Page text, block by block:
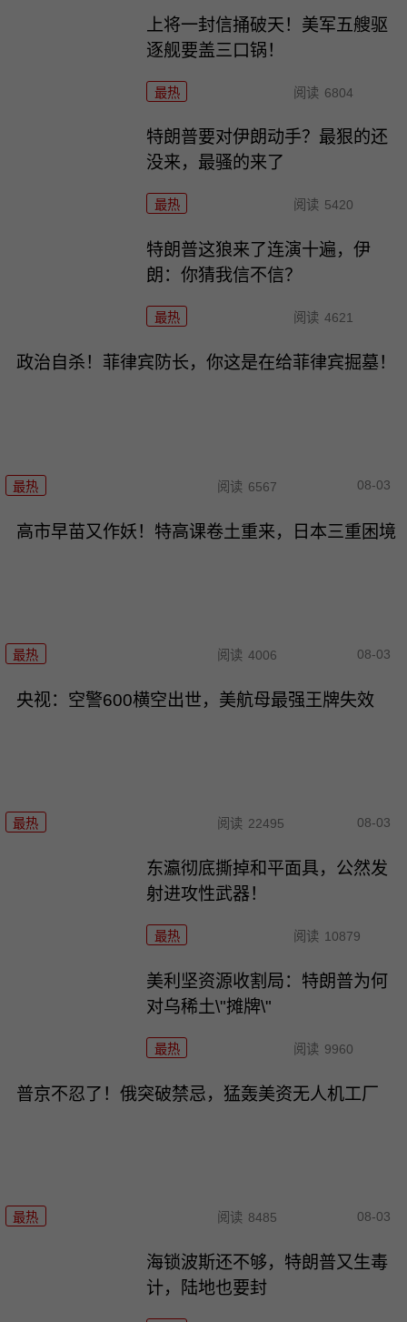
上将一封信捅破天！美军五艘驱
逐舰要盖三口锅！
最热 阅读 6804
特朗普要对伊朗动手？最狠的还
没来，最骚的来了
最热 阅读 5420
特朗普这狼来了连演十遍，伊
朗：你猜我信不信？
最热 阅读 4621
政治自杀！菲律宾防长，你这是在给菲律宾掘墓！
最热 阅读 6567 08-03
高市早苗又作妖！特高课卷土重来，日本三重困境
最热 阅读 4006 08-03
央视：空警600横空出世，美航母最强王牌失效
最热 阅读 22495 08-03
东瀛彻底撕掉和平面具，公然发
射进攻性武器！
最热 阅读 10879
美利坚资源收割局：特朗普为何
对乌稀土\"摊牌\"
最热 阅读 9960
普京不忍了！俄突破禁忌，猛轰美资无人机工厂
最热 阅读 8485 08-03
海锁波斯还不够，特朗普又生毒
计，陆地也要封